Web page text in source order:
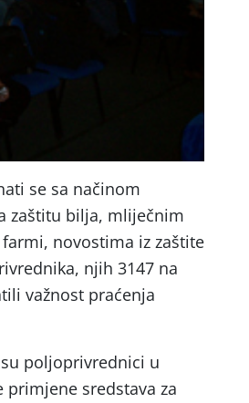
se sa načinom
zaštitu bilja, mliječnim
novostima iz zaštite
njih 3147 na
važnost praćenja
poljoprivrednici u
primjene sredstava za